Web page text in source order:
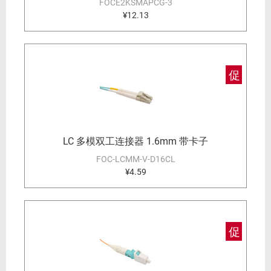
FOCE2KSMAPCG-3
¥12.13
促
LC 多模双工连接器 1.6mm 带卡子
FOC-LCMM-V-D16CL
¥4.59
促